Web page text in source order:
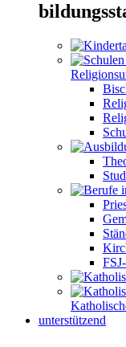
unterstützend